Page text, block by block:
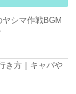
シマ作戦BGM
き方｜キャパや